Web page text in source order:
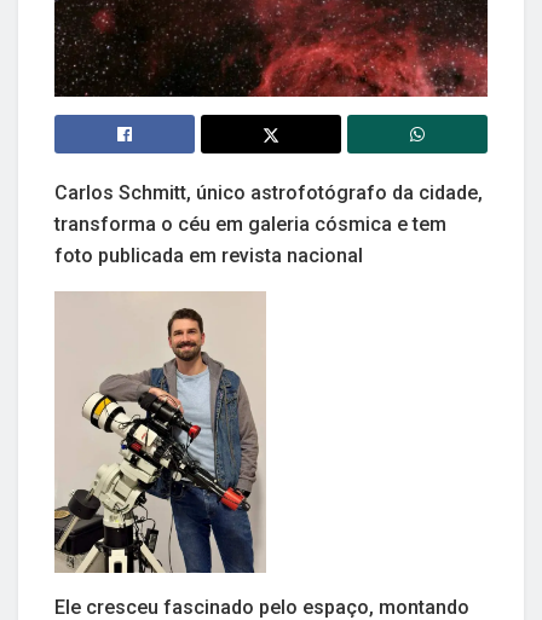
Carlos Schmitt, único astrofotógrafo da cidade,
transforma o céu em galeria cósmica e tem
foto publicada em revista nacional
Ele cresceu fascinado pelo espaço, montando